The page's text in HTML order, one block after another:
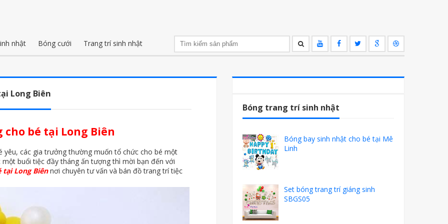
nhật Bóng cưới Trang trí sinh nhật
Long Biên
bé tại Long Biên
các gia trưởng thường muốn tổ chức cho bé một
buổi tiệc đầy tháng ấn tượng thì mời bạn đến với
Long Biênnơi chuyên tư vấn và bán đồ trang trí tiệc
Bóng trang trí sinh nhật
Bóng bay sinh nhật cho bé tại Mê
Linh
Set bóng trang trí giáng sinh
SBGS05